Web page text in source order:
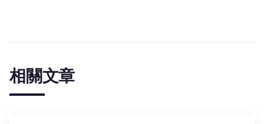
相關文章